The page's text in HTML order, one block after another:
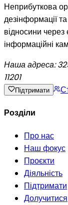
Неприбуткова
дезінформації
відносини через
інформаційні
Наша адреса:
11201
Підтримати
Розділи
Про нас
Наш фокус
Проєкти
Діяльність
Підтримати
Долучитися